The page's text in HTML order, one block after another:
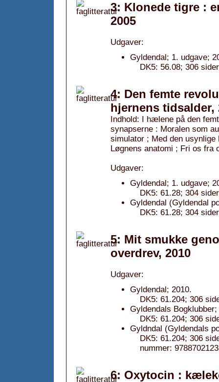
3: Klonede tigre :
2005
Udgaver:
Gyldendal; 1. udgave;
DK5: 56.08; 306
4: Den femte
hjernens tidsalder,
Indhold: I hælene på den
synapserne : Moralen som
simulator ; Med den
Løgnens anatomi ; Fri os fra
Udgaver:
Gyldendal; 1. udgave;
DK5: 61.28; 304
Gyldendal (Gyldendal
DK5: 61.28; 304
5: Mit smukke
overdrev, 2010
Udgaver:
Gyldendal; 2010.
DK5: 61.204; 306
Gyldendals
DK5: 61.204; 306
Gyldndal (Gyldendals
DK5: 61.204; 306
nummer:
6: Oxytocin :